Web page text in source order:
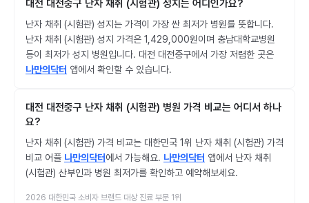
대전 대전중구 난자 채취 (시험관) 성지는 어디인가요?
난자 채취 (시험관) 성지는 가격이 가장 싼 최저가 병원를 뜻합니다.
난자 채취 (시험관) 성지 가격은 1,429,000원이며 충남대학교병원
등이 최저가 성지 병원입니다. 대전 대전중구에서 가장 저렴한 곳은
나만의닥터 앱에서 확인할 수 있습니다.
대전 대전중구 난자 채취 (시험관) 병원 가격 비교는 어디서 하나
요?
난자 채취 (시험관) 가격 비교는 대한민국 1위 난자 채취 (시험관) 가격
비교 어플 나만의닥터에서 가능해요. 나만의닥터 앱에서 난자 채취
(시험관) 산부인과 병원 최저가를 확인하고 예약해보세요.
2026 대한민국 소비자 브랜드 대상 진료 부문 1위